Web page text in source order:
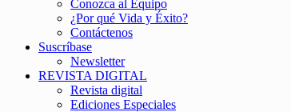
Conozca al Equipo
¿Por qué Vida y Éxito?
Contáctenos
Suscríbase
Newsletter
REVISTA DIGITAL
Revista digital
Ediciones Especiales